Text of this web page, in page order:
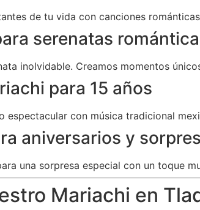
de tu vida con canciones
serenatas
inolvidable. Creamos momentos
para 15 años
espectacular con música tradicional
aniversarios y
una sorpresa especial con un toque
Mariachi en